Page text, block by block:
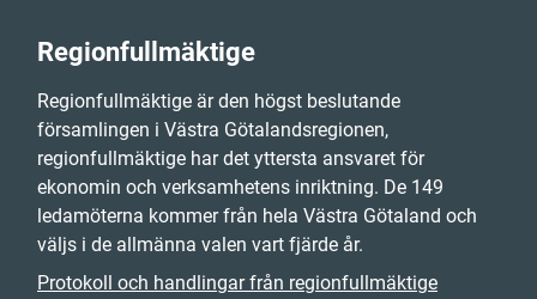
Regionfullmäktige
Regionfullmäktige är den högst beslutande
församlingen i Västra Götalandsregionen,
regionfullmäktige har det yttersta ansvaret för
ekonomin och verksamhetens inriktning. De 149
ledamöterna kommer från hela Västra Götaland och
väljs i de allmänna valen vart fjärde år.
Protokoll och handlingar från regionfullmäktige